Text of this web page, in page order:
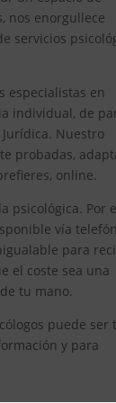
nos enorgullece
servicios
especialistas en
individual, de
Nuestro
probadas,
online.
psicológica. Por
vía
para
el coste sea una
tu mano.
puede ser
y para